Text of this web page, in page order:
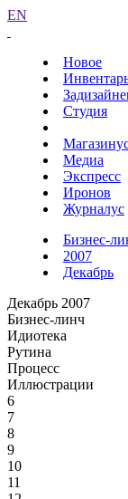
EN
Новое
Студия
Медиа
Экспресс
Иронов
Журналус
Бизнес-
2007
Декабрь
Декабрь 2007
Бизнес-линч
Идиотека
Рутина
Процесс
Иллюстрации
6
7
8
9
10
11